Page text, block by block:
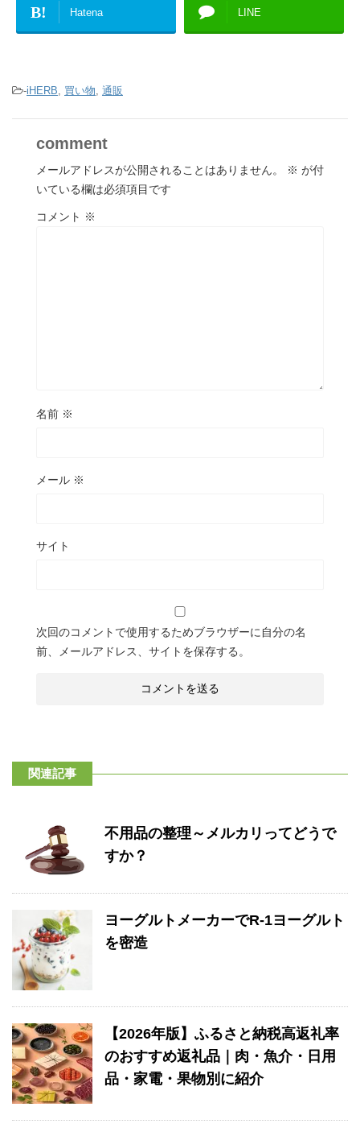
B! Hatena LINE
-iHERB, 買い物, 通販
comment
メールアドレスが公開されることはありません。 ※ が付
いている欄は必須項目です
コメント ※
名前 ※
メール ※
サイト
次回のコメントで使用するためブラウザーに自分の名
前、メールアドレス、サイトを保存する。
関連記事
不用品の整理～メルカリってどうで
すか？
ヨーグルトメーカーでR-1ヨーグルト
を密造
【2026年版】ふるさと納税高返礼率
のおすすめ返礼品｜肉・魚介・日用
品・家電・果物別に紹介